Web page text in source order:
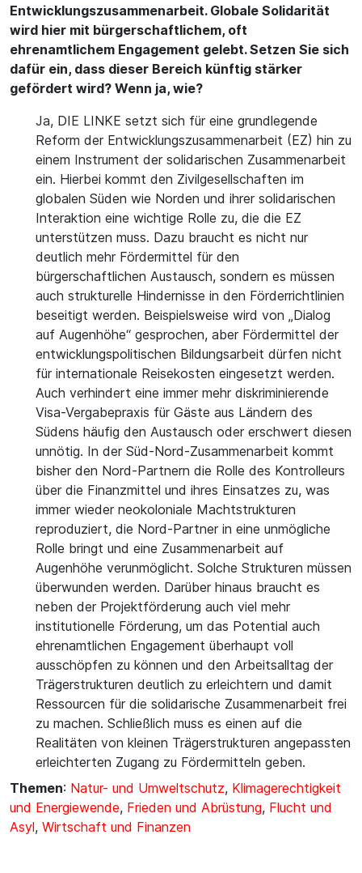
Entwicklungszusammenarbeit. Globale Solidarität
wird hier mit bürgerschaftlichem, oft
ehrenamtlichem Engagement gelebt. Setzen Sie sich
dafür ein, dass dieser Bereich künftig stärker
gefördert wird? Wenn ja, wie?
Ja, DIE LINKE setzt sich für eine grundlegende
Reform der Entwicklungszusammenarbeit (EZ) hin zu
einem Instrument der solidarischen Zusammenarbeit
ein. Hierbei kommt den Zivilgesellschaften im
globalen Süden wie Norden und ihrer solidarischen
Interaktion eine wichtige Rolle zu, die die EZ
unterstützen muss. Dazu braucht es nicht nur
deutlich mehr Fördermittel für den
bürgerschaftlichen Austausch, sondern es müssen
auch strukturelle Hindernisse in den Förderrichtlinien
beseitigt werden. Beispielsweise wird von „Dialog
auf Augenhöhe“ gesprochen, aber Fördermittel der
entwicklungspolitischen Bildungsarbeit dürfen nicht
für internationale Reisekosten eingesetzt werden.
Auch verhindert eine immer mehr diskriminierende
Visa-Vergabepraxis für Gäste aus Ländern des
Südens häufig den Austausch oder erschwert diesen
unnötig. In der Süd-Nord-Zusammenarbeit kommt
bisher den Nord-Partnern die Rolle des Kontrolleurs
über die Finanzmittel und ihres Einsatzes zu, was
immer wieder neokoloniale Machtstrukturen
reproduziert, die Nord-Partner in eine unmögliche
Rolle bringt und eine Zusammenarbeit auf
Augenhöhe verunmöglicht. Solche Strukturen müssen
überwunden werden. Darüber hinaus braucht es
neben der Projektförderung auch viel mehr
institutionelle Förderung, um das Potential auch
ehrenamtlichen Engagement überhaupt voll
ausschöpfen zu können und den Arbeitsalltag der
Trägerstrukturen deutlich zu erleichtern und damit
Ressourcen für die solidarische Zusammenarbeit frei
zu machen. Schließlich muss es einen auf die
Realitäten von kleinen Trägerstrukturen angepassten
erleichterten Zugang zu Fördermitteln geben.
Themen: Natur- und Umweltschutz, Klimagerechtigkeit
und Energiewende, Frieden und Abrüstung, Flucht und
Asyl, Wirtschaft und Finanzen